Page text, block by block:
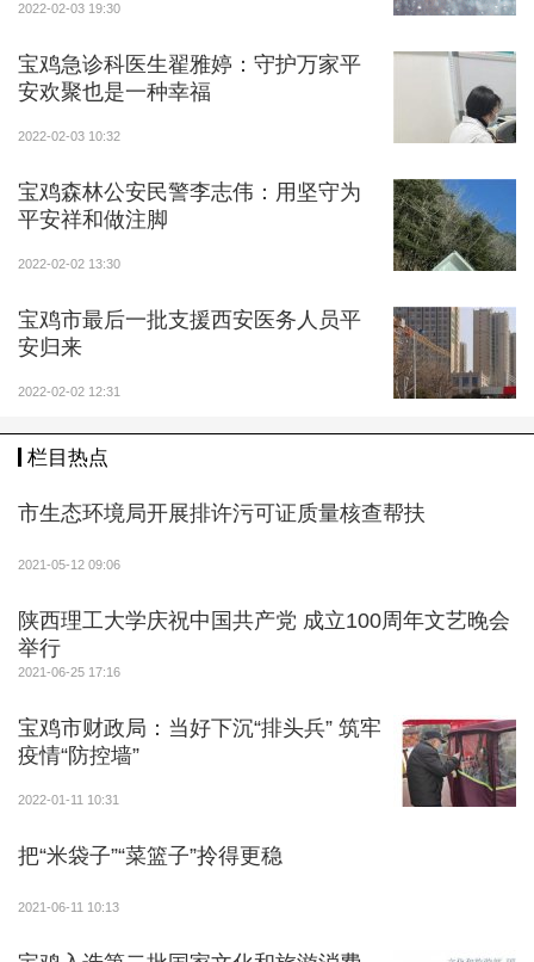
1月26日，宝鸡市应对新冠肺炎疫情工作领导小组
（指挥部）发布关于做好春节前后疫情防控工作的通
告，要求图书馆、美术馆、文化馆等文博场馆，旅游景
区，网吧、歌舞厅、影剧院、棋牌室、洗浴场所、营业
流”管理；继续控制庙会、民俗、文化等非必要聚集活
动，室内线下会议、论坛、培训等要落实好常态化疫情
防控措施，原则上不邀请中高风险地区所在设区市代表
宝鸡青铜器博物院（中华石鼓园），以展示青铜文
不超过最大承载量的75%，并要求所有游客在园区入口
配合工作人员做好健康码和行程卡的查验工作或身份证
2022-02-03 19:30
宝鸡急诊科医生翟雅婷：守护万家平
安欢聚也是一种幸福
2022-02-03 10:32
宝鸡森林公安民警李志伟：用坚守为
平安祥和做注脚
2022-02-02 13:30
宝鸡市最后一批支援西安医务人员平
安归来
2022-02-02 12:31
栏目热点
市生态环境局开展排许污可证质量核查帮扶
2021-05-12 09:06
陕西理工大学庆祝中国共产党 成立100周年文艺晚会
举行
2021-06-25 17:16
宝鸡市财政局：当好下沉“排头兵” 筑牢
疫情“防控墙”
2022-01-11 10:31
把“米袋子”“菜篮子”拎得更稳
2021-06-11 10:13